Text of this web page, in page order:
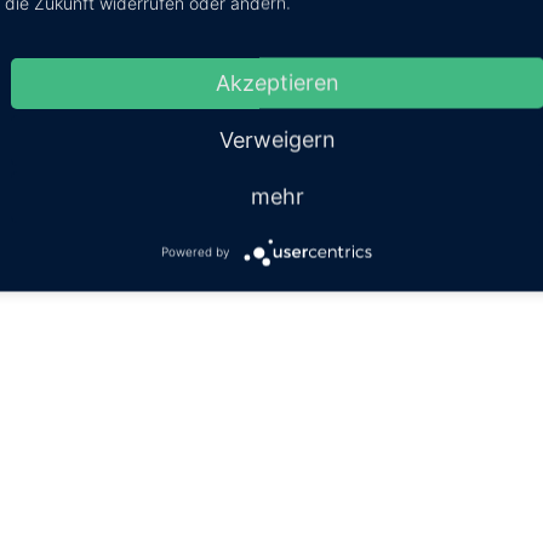
MB - Agentur für Finanzdienstleistungen
57223 Kreuztal·Tel: 02732 763 410
Informationen zum
Akzeptieren
Verweigern
mehr
Powered by